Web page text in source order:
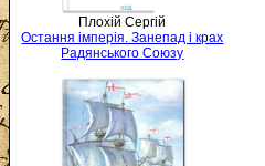
Плохій Сергій
Остання імперія. Занепад і крах
Радянського Союзу